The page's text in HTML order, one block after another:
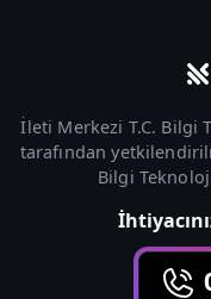
İleti Merkezi T.C. Bilgi
tarafından
Bilgi